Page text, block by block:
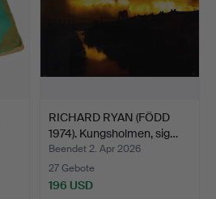
RICHARD RYAN (FÖDD
1974). Kungsholmen, sig…
Beendet 2. Apr 2026
27 Gebote
196 USD